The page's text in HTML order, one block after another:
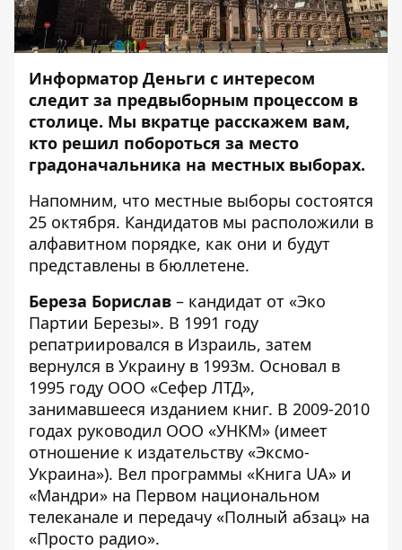
Информатор Деньги с интересом
следит за предвыборным процессом в
столице. Мы вкратце расскажем вам,
кто решил побороться за место
градоначальника на местных выборах.
Напомним, что местные выборы состоятся
25 октября. Кандидатов мы расположили в
алфавитном порядке, как они и будут
представлены в бюллетене.
Береза Борислав – кандидат от «Эко
Партии Березы». В 1991 году
репатриировался в Израиль, затем
вернулся в Украину в 1993м. Основал в
1995 году ООО «Сефер ЛТД»,
занимавшееся изданием книг. В 2009-2010
годах руководил ООО «УНКМ» (имеет
отношение к издательству «Эксмо-
Украина»). Вел программы «Книга UA» и
«Мандри» на Первом национальном
телеканале и передачу «Полный абзац» на
«Просто радио».